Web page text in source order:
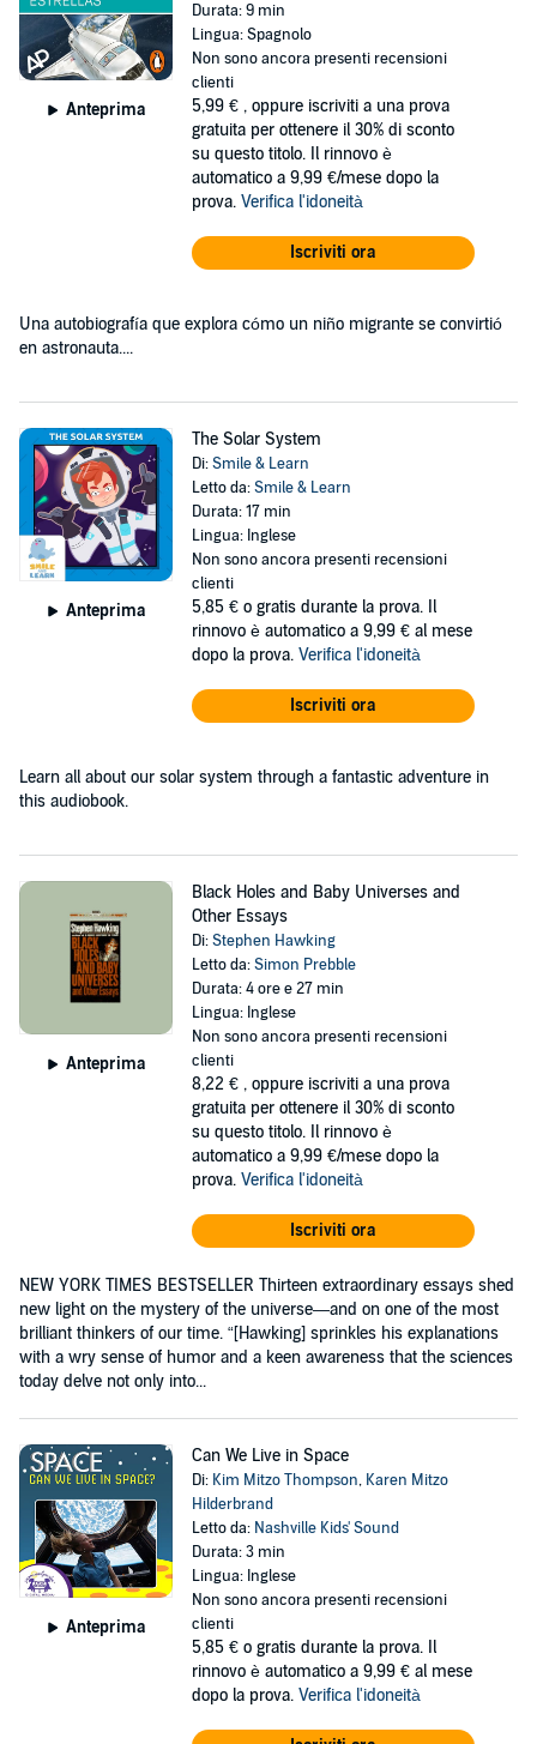
Anteprima
Durata: 9 min
Lingua: Spagnolo
Non sono ancora presenti recensioni
clienti
5,99 € , oppure iscriviti a una prova
gratuita per ottenere il 30% di sconto
su questo titolo. Il rinnovo è
automatico a 9,99 €/mese dopo la
prova. Verifica l'idoneità
Iscriviti ora
Una autobiografía que explora cómo un niño migrante se convirtió
en astronauta....
Anteprima
The Solar System
Di:Smile & Learn
Letto da:Smile & Learn
Durata: 17 min
Lingua: Inglese
Non sono ancora presenti recensioni
clienti
5,85 € o gratis durante la prova. Il
rinnovo è automatico a 9,99 € al mese
dopo la prova. Verifica l'idoneità
Iscriviti ora
Learn all about our solar system through a fantastic adventure in
this audiobook.
Anteprima
Black Holes and Baby Universes and
Other Essays
Di:Stephen Hawking
Letto da:Simon Prebble
Durata: 4 ore e 27 min
Lingua: Inglese
Non sono ancora presenti recensioni
clienti
8,22 € , oppure iscriviti a una prova
gratuita per ottenere il 30% di sconto
su questo titolo. Il rinnovo è
automatico a 9,99 €/mese dopo la
prova. Verifica l'idoneità
Iscriviti ora
NEW YORK TIMES BESTSELLER Thirteen extraordinary essays shed
new light on the mystery of the universe—and on one of the most
brilliant thinkers of our time. “[Hawking] sprinkles his explanations
with a wry sense of humor and a keen awareness that the sciences
today delve not only into...
Anteprima
Can We Live in Space
Di: Kim Mitzo Thompson, Karen Mitzo
Hilderbrand
Letto da: Nashville Kids' Sound
Durata: 3 min
Lingua: Inglese
Non sono ancora presenti recensioni
clienti
5,85 € o gratis durante la prova. Il
rinnovo è automatico a 9,99 € al mese
dopo la prova. Verifica l'idoneità